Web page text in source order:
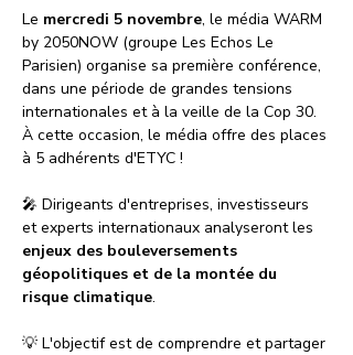
Le mercredi 5 novembre, le média WARM
by 2050NOW (groupe Les Echos Le
Parisien) organise sa première conférence,
dans une période de grandes tensions
internationales et à la veille de la Cop 30.
À cette occasion, le média offre des places
à 5 adhérents d'ETYC !
🎤 Dirigeants d'entreprises, investisseurs
et experts internationaux analyseront les
enjeux des bouleversements
géopolitiques et de la montée du
risque climatique.
💡 L'objectif est de comprendre et partager